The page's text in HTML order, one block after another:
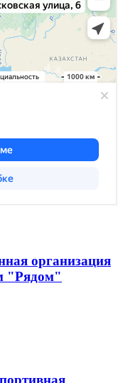
организация
"Рядом"